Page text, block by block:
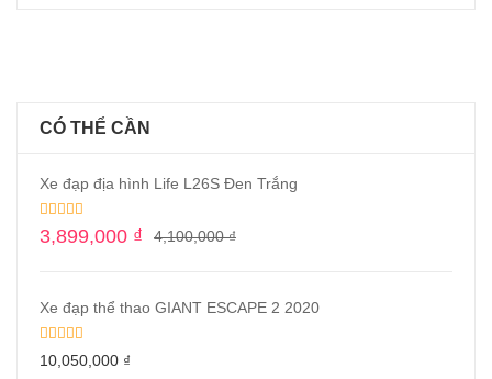
CÓ THỂ CẦN
Xe đạp địa hình Life L26S Đen Trắng
4,100,000₫
3,899,000 ₫
Xe đạp thể thao GIANT ESCAPE 2 2020
10,050,000 ₫